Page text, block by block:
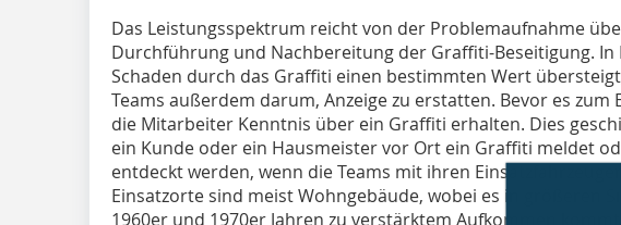
Das Leistungsspektrum reicht von der Problemaufnahme
Durchführung und Nachbereitung der Graffiti-Be­­seitigung. In
Schaden durch das Graffiti einen bestimmten Wert
Teams außerdem darum, Anzeige zu erstatten. Bevor es zum
die Mitarbeiter Kenntnis über ein Graffiti erhalten. Dies
ein Kunde oder ein Hausmeister vor Ort ein Graffiti meldet
entdeckt werden, wenn die Teams mit ihren
Einsatzorte sind meist Wohngebäude, wobei es in größeren
1960er und 1970er Jahren zu verstärktem Aufkommen